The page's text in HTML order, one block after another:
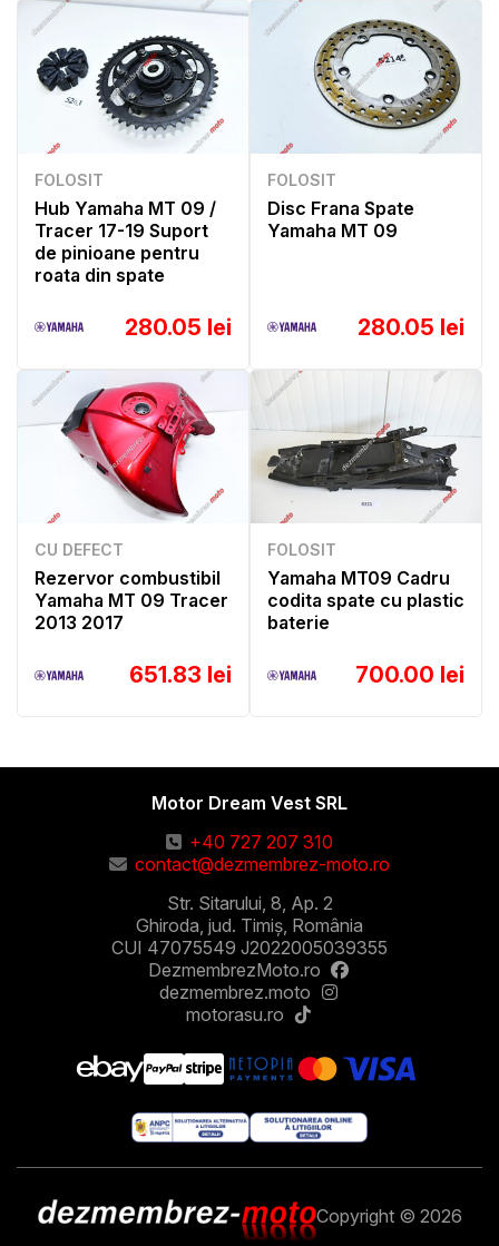
FOLOSIT
Hub Yamaha MT 09 /
Tracer 17-19 Suport
de pinioane pentru
roata din spate
280.05 lei
FOLOSIT
Disc Frana Spate
Yamaha MT 09
280.05 lei
CU DEFECT
Rezervor combustibil
Yamaha MT 09 Tracer
2013 2017
651.83 lei
FOLOSIT
Yamaha MT09 Cadru
codita spate cu plastic
baterie
700.00 lei
Motor Dream Vest SRL
+40 727 207 310
contact@dezmembrez-moto.ro
Str. Sitarului, 8, Ap. 2
Ghiroda, jud. Timiș, România
CUI 47075549 J2022005039355
DezmembrezMoto.ro
dezmembrez.moto
motorasu.ro
Copyright © 2026